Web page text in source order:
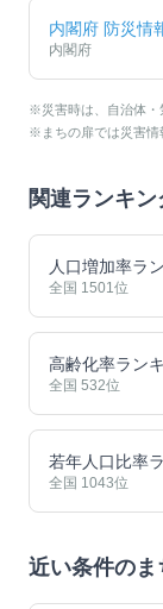
内閣府 防災情
内閣府
※災害時は、自治体・
※まちの扉では災害情
関連ランキン
人口増加率ラ
全国 1501位
高齢化率ラン
全国 532位
若年人口比率
全国 1043位
近い条件のま